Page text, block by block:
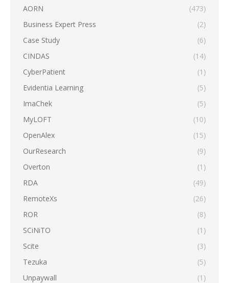
AORN
(473)
Business Expert Press
(2)
Case Study
(6)
CINDAS
(14)
CyberPatient
(1)
Evidentia Learning
(5)
ImaChek
(5)
MyLOFT
(10)
OpenAlex
(15)
OurResearch
(9)
Overton
(1)
RDA
(49)
RemoteXs
(26)
ROR
(8)
SCiNiTO
(1)
Scite
(3)
Tezuka
(5)
Unpaywall
(1)